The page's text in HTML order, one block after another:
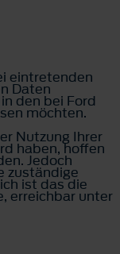
eintretenden
Daten
den bei Ford
möchten.
Nutzung Ihrer
haben, hoffen
Jedoch
zuständige
ist das die
erreichbar unter